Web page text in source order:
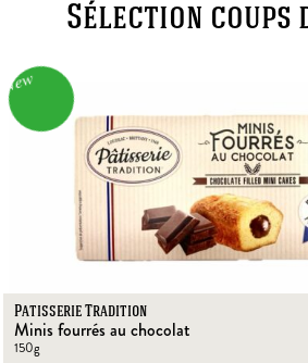
Sélection coups
New
Patisserie Tradition
minis fourrés au chocolat
150g